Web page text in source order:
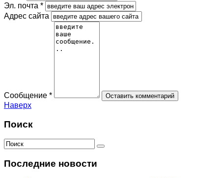
Эл. почта *
Адрес сайта
Сообщение *
Наверх
Поиск
Последние новости